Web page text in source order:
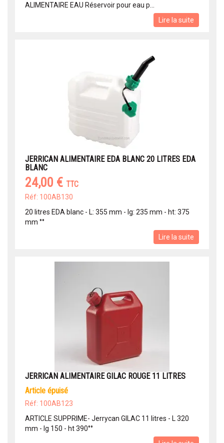
ALIMENTAIRE EAU Réservoir pour eau p...
Lire la suite
JERRICAN ALIMENTAIRE EDA BLANC 20 LITRES EDA
BLANC
24,00 € TTC
Réf: 100AB130
20 litres EDA blanc - L: 355 mm - lg: 235 mm - ht: 375
mm °°
Lire la suite
JERRICAN ALIMENTAIRE GILAC ROUGE 11 LITRES
article épuisé
Réf: 100AB123
ARTICLE SUPPRIME- Jerrycan GILAC 11 litres - L 320
mm - lg 150 - ht 390°°